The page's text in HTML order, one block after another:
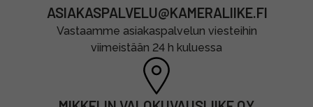
ASIAKASPALVELU@KAMERALIIKE.FI
Vastaamme asiakaspalvelun viesteihin
viimeistään 24 h kuluessa